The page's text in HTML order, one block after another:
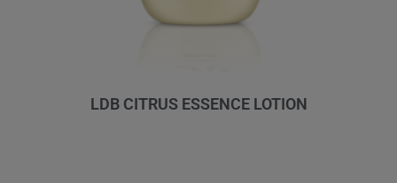
LDB CITRUS ESSENCE LOTION